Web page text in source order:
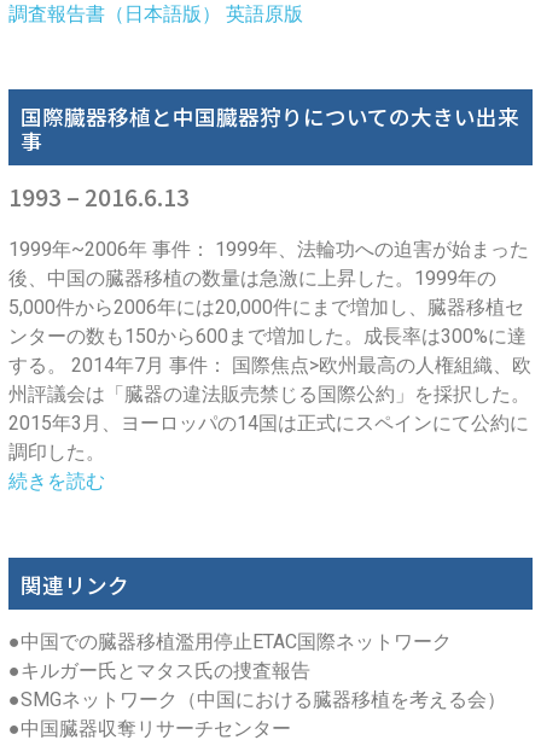
調査報告書（日本語版） 英語原版
国際臓器移植と中国臓器狩りについての大きい出来
事
1993 – 2016.6.13
1999年~2006年 事件： 1999年、法輪功への迫害が始まった
後、中国の臓器移植の数量は急激に上昇した。1999年の
5,000件から2006年には20,000件にまで増加し、臓器移植セ
ンターの数も150から600まで増加した。成長率は300%に達
する。 2014年7月 事件： 国際焦点>欧州最高の人権組織、欧
州評議会は「臓器の違法販売禁じる国際公約」を採択した。
2015年3月、ヨーロッパの14国は正式にスペインにて公約に
調印した。
続きを読む
関連リンク
●中国での臓器移植濫用停止ETAC国際ネットワーク
●キルガー氏とマタス氏の捜査報告
●SMGネットワーク（中国における臓器移植を考える会）
●中国臓器収奪リサーチセンター